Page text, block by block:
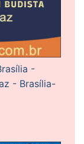
-
- Brasília-